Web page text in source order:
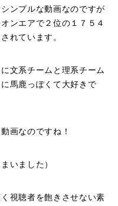
ンプルな動画なのですが
ンエアで２位の１７５４
れています。
文系チームと理系チーム
馬鹿っぽくて大好きで
画なのですね！
いました）
視聴者を飽きさせない素